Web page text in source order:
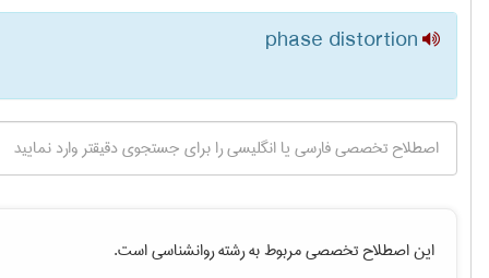
phase distortion
این اصطلاح تخصصی مربوط به رشتهروانشناسیاست.